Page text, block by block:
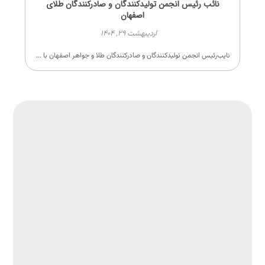
نائب رئیس انجمن تولیدکنندگان و صادرکنندگان طلای
اصفهان
اردیبهشت ۲۹, ۱۴۰۴
نایب‌رئیس انجمن تولیدکنندگان و صادرکنندگان طلا و جواهر اصفهان با ...